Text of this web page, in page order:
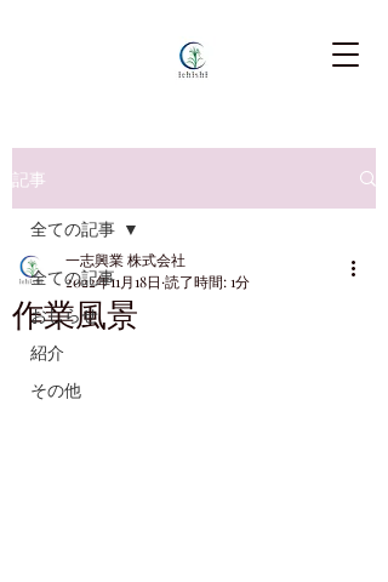
記事
全ての記事
おしらせ
紹介
その他
全ての記事
作業風景
一志興業 株式会社
2022年11月18日 読了時間: 1分